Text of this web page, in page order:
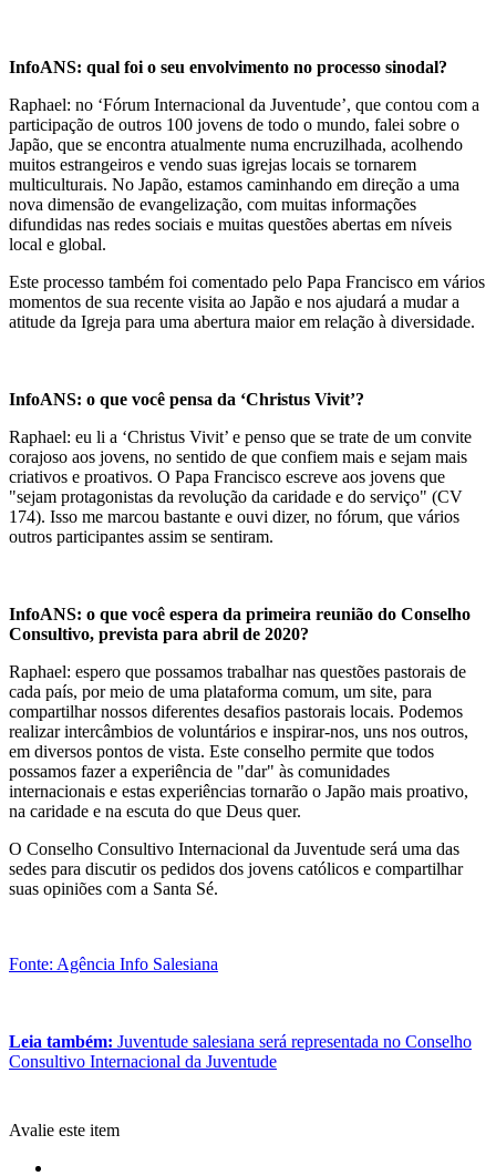
InfoANS: qual foi o seu envolvimento no processo sinodal?
Raphael: no ‘Fórum Internacional da Juventude’, que contou com a
participação de outros 100 jovens de todo o mundo, falei sobre o
Japão, que se encontra atualmente numa encruzilhada, acolhendo
muitos estrangeiros e vendo suas igrejas locais se tornarem
multiculturais. No Japão, estamos caminhando em direção a uma
nova dimensão de evangelização, com muitas informações
difundidas nas redes sociais e muitas questões abertas em níveis
local e global.
Este processo também foi comentado pelo Papa Francisco em vários
momentos de sua recente visita ao Japão e nos ajudará a mudar a
atitude da Igreja para uma abertura maior em relação à diversidade.
InfoANS: o que você pensa da ‘Christus Vivit’?
Raphael: eu li a ‘Christus Vivit’ e penso que se trate de um convite
corajoso aos jovens, no sentido de que confiem mais e sejam mais
criativos e proativos. O Papa Francisco escreve aos jovens que
"sejam protagonistas da revolução da caridade e do serviço" (CV
174). Isso me marcou bastante e ouvi dizer, no fórum, que vários
outros participantes assim se sentiram.
InfoANS: o que você espera da primeira reunião do Conselho
Consultivo, prevista para abril de 2020?
Raphael: espero que possamos trabalhar nas questões pastorais de
cada país, por meio de uma plataforma comum, um site, para
compartilhar nossos diferentes desafios pastorais locais. Podemos
realizar intercâmbios de voluntários e inspirar-nos, uns nos outros,
em diversos pontos de vista. Este conselho permite que todos
possamos fazer a experiência de "dar" às comunidades
internacionais e estas experiências tornarão o Japão mais proativo,
na caridade e na escuta do que Deus quer.
O Conselho Consultivo Internacional da Juventude será uma das
sedes para discutir os pedidos dos jovens católicos e compartilhar
suas opiniões com a Santa Sé.
Fonte: Agência Info Salesiana
Leia também: Juventude salesiana será representada no Conselho
Consultivo Internacional da Juventude
Avalie este item